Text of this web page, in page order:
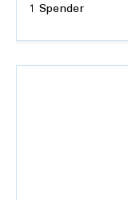
1 Spender